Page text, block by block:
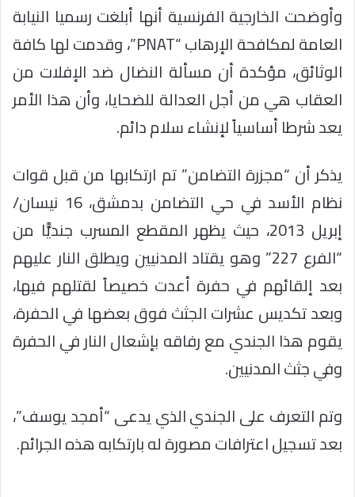
وأوضحت الخارجية الفرنسية أنها أبلغت رسميا النيابة
العامة لمكافحة الإرهاب “PNAT”، وقدمت لها كافة
الوثائق، مؤكدة أن مسألة النضال ضد الإفلات من
العقاب هي من أجل العدالة للضحايا، وأن هذا الأمر
يعد شرطا أساسياً لإنشاء سلام دائم.
يذكر أن “مجزرة التضامن” تم ارتكابها من قبل قوات
نظام الأسد في حي التضامن بدمشق، 16 نيسان/
إبريل 2013، حيث يظهر المقطع المسرب جنديًّا من
“الفرع 227” وهو يقتاد المدنيين ويطلق النار عليهم
بعد إلقائهم في حفرة أعدت خصيصاً لقتلهم فيها،
وبعد تكديس عشرات الجثث فوق بعضها في الحفرة،
يقوم هذا الجندي مع رفاقه بإشعال النار في الحفرة
وفي جثث المدنيين.
وتم التعرف على الجندي الذي يدعى “أمجد يوسف”،
بعد تسجيل اعترافات مصورة له بارتكابه هذه الجرائم.